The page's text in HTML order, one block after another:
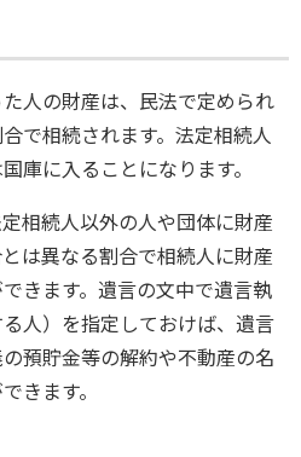
人の財産は、民法で定められ
で相続されます。法定相続人
庫に入ることになります。
相続人以外の人や団体に財産
は異なる割合で相続人に財産
きます。遺言の文中で遺言執
人）を指定しておけば、遺言
預貯金等の解約や不動産の名
きます。